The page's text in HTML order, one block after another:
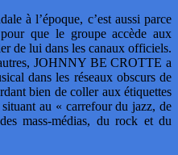
à l’époque, c’est aussi parce
que le groupe accède aux
de lui dans les canaux officiels.
JOHNNY BE CROTTE a
dans les réseaux obscurs de
bien de coller aux étiquettes
au « carrefour du jazz, de
mass-médias, du rock et du